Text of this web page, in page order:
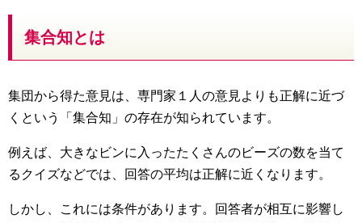
集合知とは
集団から得た意見は、専門家１人の意見よりも正解に近づ
くという「集合知」の存在が知られています。
例えば、大きなビンに入ったたくさんのビーズの数を当て
るクイズなどでは、回答の平均は正解に近くなります。
しかし、これには条件があります。回答者が相互に影響し